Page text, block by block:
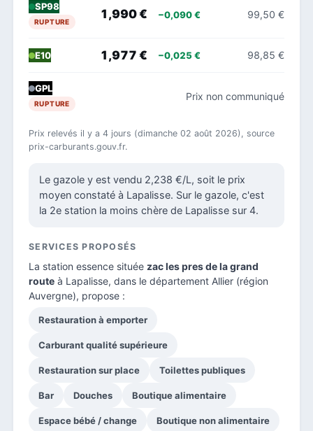
SP98
RUPTURE
1,990 € −0,090 € 99,50 €
E10 1,977 € −0,025 € 98,85 €
GPL
RUPTURE
Prix non communiqué
Prix relevés il y a 4 jours (dimanche 02 août 2026), source
prix-carburants.gouv.fr.
Le gazole y est vendu 2,238 €/L, soit le prix
moyen constaté à Lapalisse. Sur le gazole, c'est
la 2e station la moins chère de Lapalisse sur 4.
SERVICES PROPOSÉS
La station essence située zac les pres de la grand
route à Lapalisse, dans le département Allier (région
Auvergne), propose :
Restauration à emporter
Carburant qualité supérieure
Restauration sur place Toilettes publiques
Bar Douches Boutique alimentaire
Espace bébé / change Boutique non alimentaire